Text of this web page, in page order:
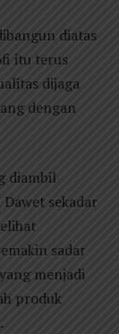
diatas
itu terus
dijaga
dengan
diambil
sekadar
sadar
menjadi
produk